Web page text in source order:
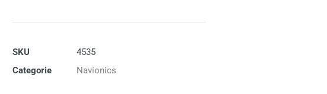
SKU
4535
Categorie
Navionics